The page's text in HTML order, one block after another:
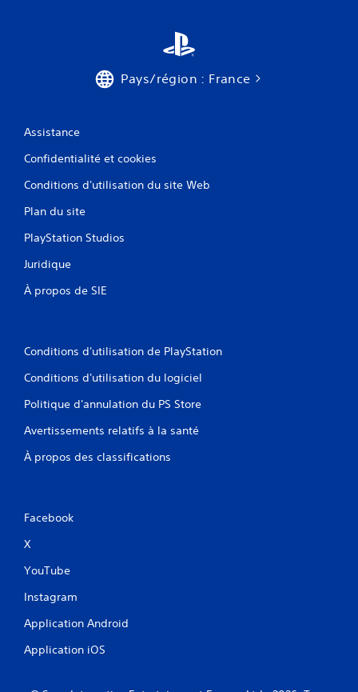
Pays/région : France
Assistance
Confidentialité et cookies
Conditions d'utilisation du site Web
Plan du site
PlayStation Studios
Juridique
À propos de SIE
Conditions d'utilisation de PlayStation
Conditions d'utilisation du logiciel
Politique d'annulation du PS Store
Avertissements relatifs à la santé
À propos des classifications
Facebook
X
YouTube
Instagram
Application Android
Application iOS